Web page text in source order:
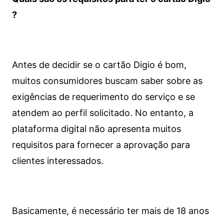
?
Antes de decidir se o cartão Digio é bom,
muitos consumidores buscam saber sobre as
exigências de requerimento do serviço e se
atendem ao perfil solicitado. No entanto, a
plataforma digital não apresenta muitos
requisitos para fornecer a aprovação para
clientes interessados.
Basicamente, é necessário ter mais de 18 anos